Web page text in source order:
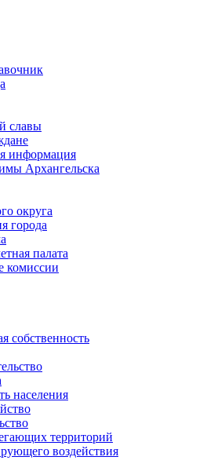
славы
информация
Архангельска
округа
города
палата
комиссии
собственность
населения
территорий
воздействия